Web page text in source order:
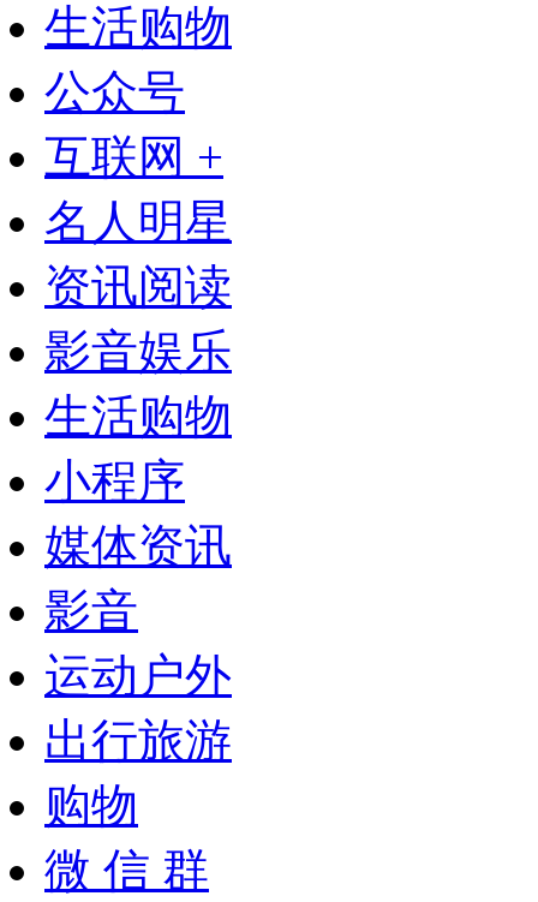
生活购物
公众号
互联网 +
名人明星
资讯阅读
影音娱乐
生活购物
小程序
媒体资讯
影音
运动户外
出行旅游
购物
微 信 群